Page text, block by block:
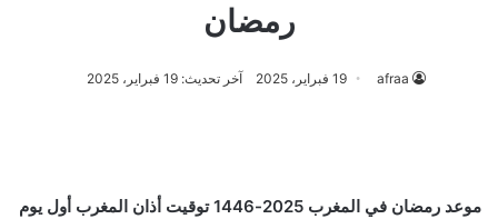
رمضان
afraa 19 فبراير، 2025 آخر تحديث: 19 فبراير، 2025
موعد رمضان في المغرب 2025-1446 توقيت أذان المغرب أول يوم